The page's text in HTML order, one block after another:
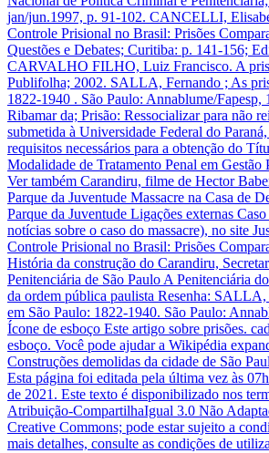
jan/jun.1997, p. 91-102. CANCELLI,
Controle Prisional no Brasil: Prisões
Questões e Debates; Curitiba: p. 141-156;
CARVALHO FILHO, Luiz Francisco. A
Publifolha; 2002. SALLA, Fernando ; As
1822-1940 . São Paulo: Annablume/Fapesp,
Ribamar da; Prisão: Ressocializar para não
submetida à Universidade Federal do
requisitos necessários para a obtenção do
Modalidade de Tratamento Penal em
Ver também Carandiru, filme de Hector
Parque da Juventude Massacre na Casa de
Parque da Juventude Ligações externas
notícias sobre o caso do massacre), no site
Controle Prisional no Brasil: Prisões
História da construção do Carandiru,
Penitenciária de São Paulo A Penitenciária
da ordem pública paulista Resenha: SALLA,
em São Paulo: 1822-1940. São Paulo:
Ícone de esboço Este artigo sobre prisões.
esboço. Você pode ajudar a Wikipédia
Construções demolidas da cidade de São
Esta página foi editada pela última vez às
de 2021. Este texto é disponibilizado nos
Atribuição-CompartilhaIgual 3.0 Não
Creative Commons; pode estar sujeito a
mais detalhes, consulte as condições de